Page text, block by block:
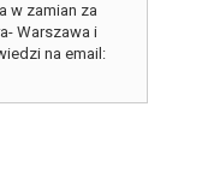
w zamian za
Warszawa i
na email: